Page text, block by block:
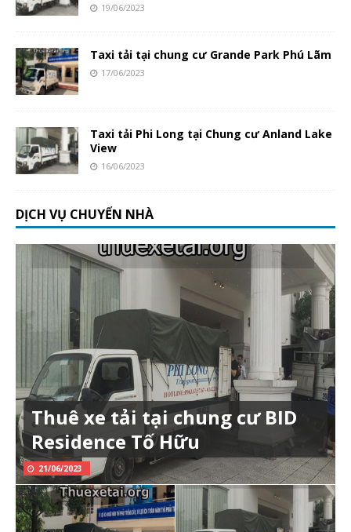
19/06/2023
Taxi tải tại chung cư Grande Park Phú Lãm
17/06/2023
Taxi tải Phi Long tại Chung cư Anland Lake
View
16/06/2023
DỊCH VỤ CHUYỂN NHÀ
Thuê xe tải tại chung cư BID
Residence Tố Hữu
21/06/2023